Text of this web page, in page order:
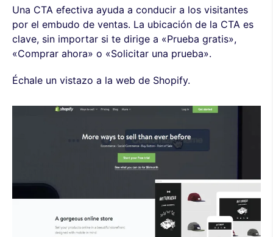
Una CTA efectiva ayuda a conducir a los visitantes
por el embudo de ventas. La ubicación de la CTA es
clave, sin importar si te dirige a «Prueba gratis»,
«Comprar ahora» o «Solicitar una prueba».
Échale un vistazo a la web de Shopify.